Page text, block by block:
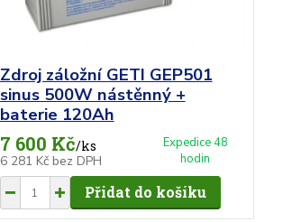
Zdroj záložní GETI GEP501
sinus 500W nástěnný +
baterie 120Ah
7 600 Kč/ks
6 281 Kč bez DPH
Expedice 48
hodin
Přidat do košíku